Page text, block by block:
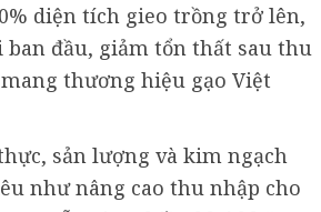
diện tích gieo trồng trở lên,
đầu, giảm tổn thất sau thu
thương hiệu gạo Việt
sản lượng và kim ngạch
như nâng cao thu nhập cho